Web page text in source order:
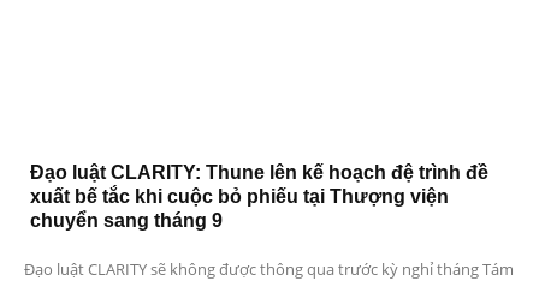
Đạo luật CLARITY: Thune lên kế hoạch đệ trình đề
xuất bế tắc khi cuộc bỏ phiếu tại Thượng viện
chuyển sang tháng 9
Đạo luật CLARITY sẽ không được thông qua trước kỳ nghỉ tháng Tám